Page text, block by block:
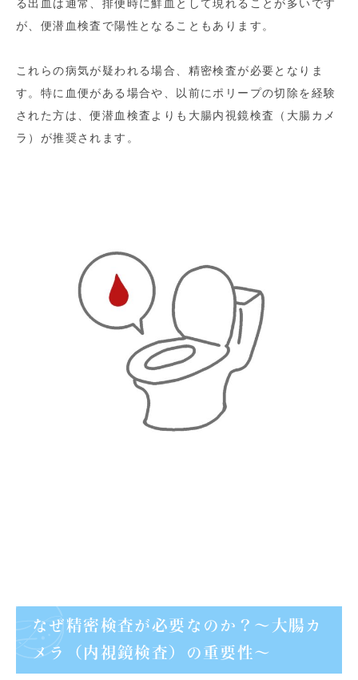
る出血は通常、排便時に鮮血として現れることが多いです
が、便潜血検査で陽性となることもあります。
これらの病気が疑われる場合、精密検査が必要となりま
す。特に血便がある場合や、以前にポリープの切除を経験
された方は、便潜血検査よりも大腸内視鏡検査（大腸カメ
ラ）が推奨されます。
なぜ精密検査が必要なのか？～大腸カ
メラ（内視鏡検査）の重要性～